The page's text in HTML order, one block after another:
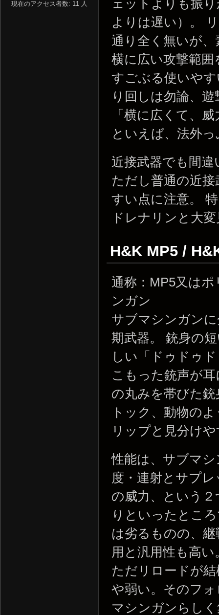
ェットよりも振
よりは遅い）。
通り全く無いが
横に広い攻撃範囲
すごぶる使いや
り回しは勿論、
「横に広くて、
といえば、法外
近接武器でも間
ただし普通の近
すい点に注意。
ドレナリンと大
H&K MP5 /
通称：MP5又は
ンガン
サブマシンガン
期武器。 銃身の
しい「ドゥドゥ
こもった銃声が
の丸みを帯びた
トック、動物の
リップと見分け
性能は、サブマ
度・連射とサプ
の威力、という
りといったとこ
は劣るものの、
用と汎用性も高い
ただリロードが
や弱い。そのフ
マシンガンらし
現在のアクセス者数: 11 人